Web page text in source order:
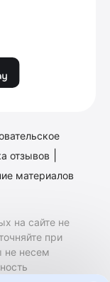
отзывов
материалов
на сайте не
при
не несем